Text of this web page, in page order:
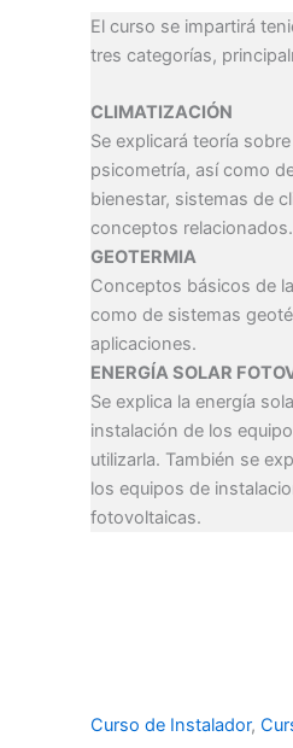
El curso se impartirá
tres categorías,
CLIMATIZACIÓN
Se explicará teoría
psicometría, así como
bienestar, sistemas de
conceptos relacionados.
GEOTERMIA
Conceptos básicos de
como de sistemas
aplicaciones.
ENERGÍA SOLAR
Se explica la energía
instalación de los
utilizarla. También se
los equipos de
fotovoltaicas.
Curso de Instalador,
cantidad